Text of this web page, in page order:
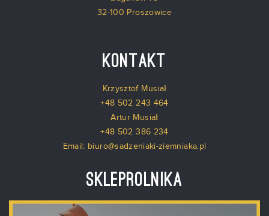
32-100 Proszowice
Kontakt
Krzysztof Musiał
+48 502 243 464
Artur Musiał
+48 502 386 234
Email: biuro@sadzeniaki-ziemniaka.pl
Skleprolnika